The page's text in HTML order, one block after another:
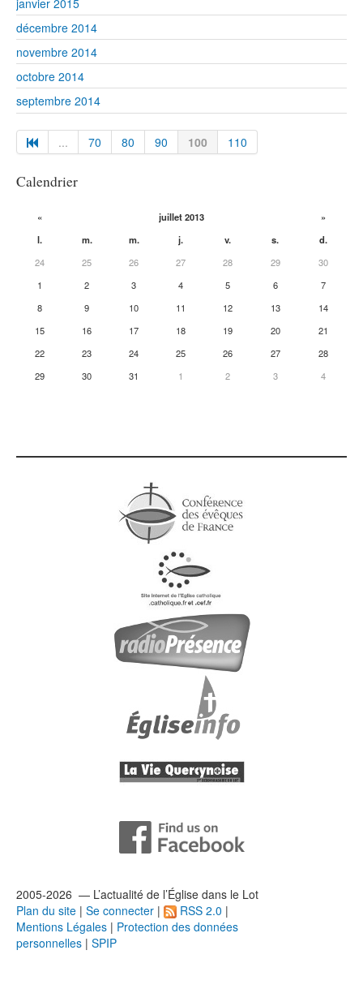
janvier 2015
décembre 2014
novembre 2014
octobre 2014
septembre 2014
... 70 80 90 100 110
Calendrier
« juillet 2013
»
l.
m. m. j. v. s.
d.
24
25 26 27 28 29
30
1
2 3 4 5 6
7
8
9 10 11 12 13
14
15
16 17 18 19 20
21
22
23 24 25 26 27
28
29
30 31 1 2 3 4
2005-2026 — L’actualité de l’Église dans le Lot
Plan du site | Se connecter | RSS 2.0 |
Mentions Légales | Protection des données
personnelles | SPIP